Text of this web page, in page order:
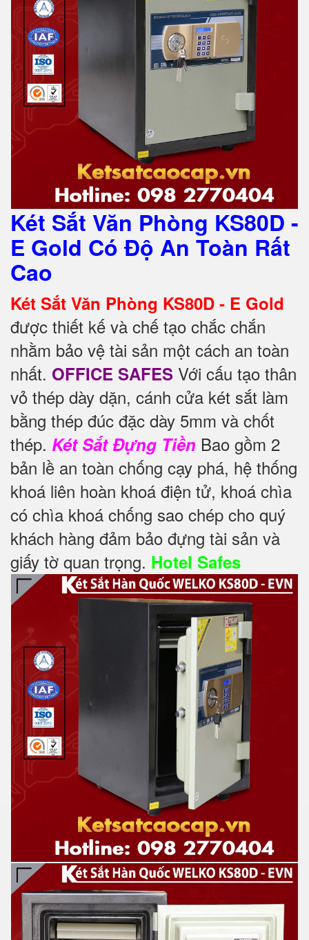
Két Sắt Văn Phòng KS80D -
E Gold Có Độ An Toàn Rất
Cao
Két Sắt Văn Phòng KS80D - E Gold
được thiết kế và chế tạo chắc chắn
nhằm bảo vệ tài sản một cách an toàn
nhất. OFFICE SAFES Với cấu tạo thân
vỏ thép dày dặn, cánh cửa két sắt làm
bằng thép đúc đặc dày 5mm và chốt
thép. Két Sắt Đựng Tiền Bao gồm 2
bản lề an toàn chống cạy phá, hệ thống
khoá liên hoàn khoá điện tử, khoá chìa
có chìa khoá chống sao chép cho quý
khách hàng đảm bảo đựng tài sản và
giấy tờ quan trọng. Hotel Safes